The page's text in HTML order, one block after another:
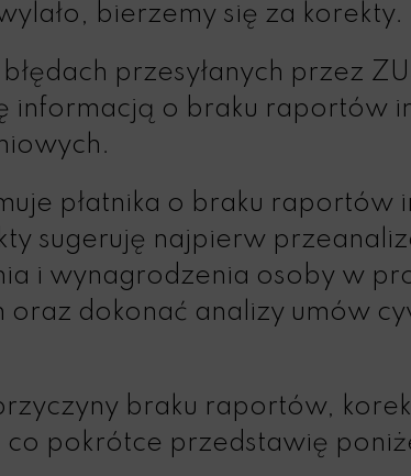
bierzemy się za korekty.
przesyłanych przez
informacją o braku raportów
płatnika o braku raportów
sugeruję najpierw
i wynagrodzenia osoby w
oraz dokonać analizy umów
braku raportów,
pokrótce przedstawię